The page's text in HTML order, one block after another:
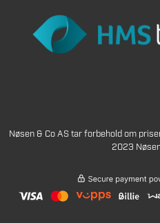
Nøsen & Co AS tar forbehold om
2023